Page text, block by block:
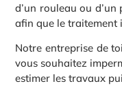
d’un rouleau ou
afin que le traitement
Notre entreprise de
vous souhaitez
estimer les travaux